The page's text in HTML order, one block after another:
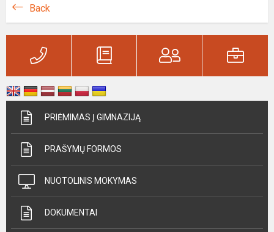
Back
PRIĖMIMAS Į GIMNAZIJĄ
PRAŠYMŲ FORMOS
NUOTOLINIS MOKYMAS
DOKUMENTAI